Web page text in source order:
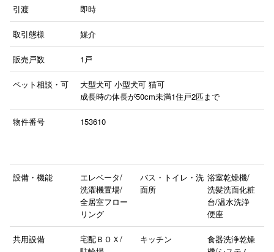
引渡 即時
取引態様 媒介
販売戸数 1戸
ペット相談・可 大型犬可 小型犬可 猫可
成長時の体長が50cm未満1住戸2匹まで
物件番号 153610
設備・機能
エレベータ/
洗濯機置場/
全居室フロー
リング
バス・トイレ・洗
面所
浴室乾燥機/
洗髪洗面化粧
台/温水洗浄
便座
共用設備
宅配ＢＯＸ/
キッチン
食器洗浄乾燥